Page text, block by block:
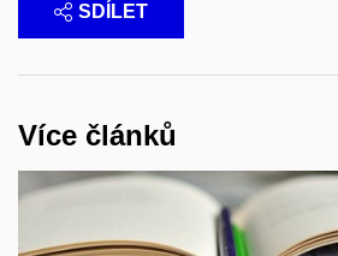
SDÍLET
Více článků